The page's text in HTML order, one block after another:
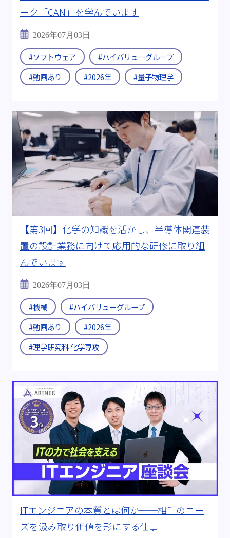
ーク「CAN」を学んでいます
2026年07月03日
#ソフトウェア
#ハイバリューグループ
#動画あり
#2026年 #量子物理学
【第3回】化学の知識を活かし、半導体関連装
置の設計業務に向けて応用的な研修に取り組
んでいます
2026年07月03日
#機械
#ハイバリューグループ
#動画あり
#2026年
#理学研究科 化学専攻
ITエンジニアの本質とは何か──相手のニー
ズを汲み取り価値を形にする仕事